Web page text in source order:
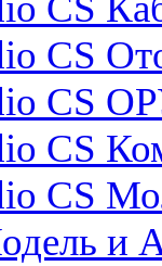
CS
CS
CS
CS
и